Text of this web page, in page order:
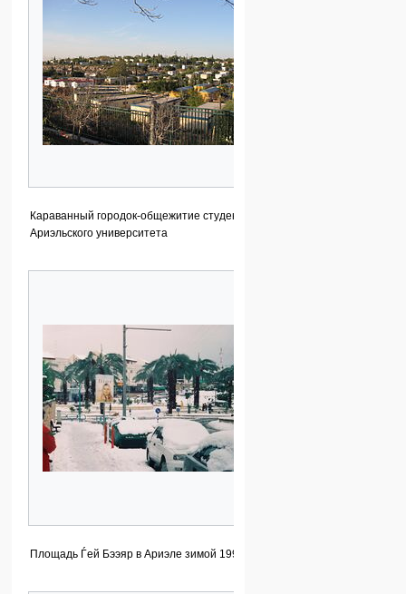
Караванный городок-общежитие студентов
Ариэльского университета
Площадь Ѓей Бээяр в Ариэле зимой 1999 года